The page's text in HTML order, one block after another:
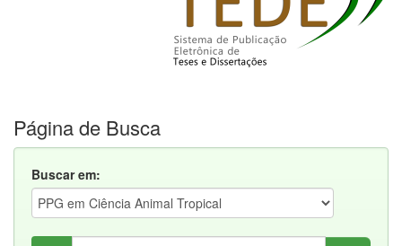
Página de Busca
Buscar em: